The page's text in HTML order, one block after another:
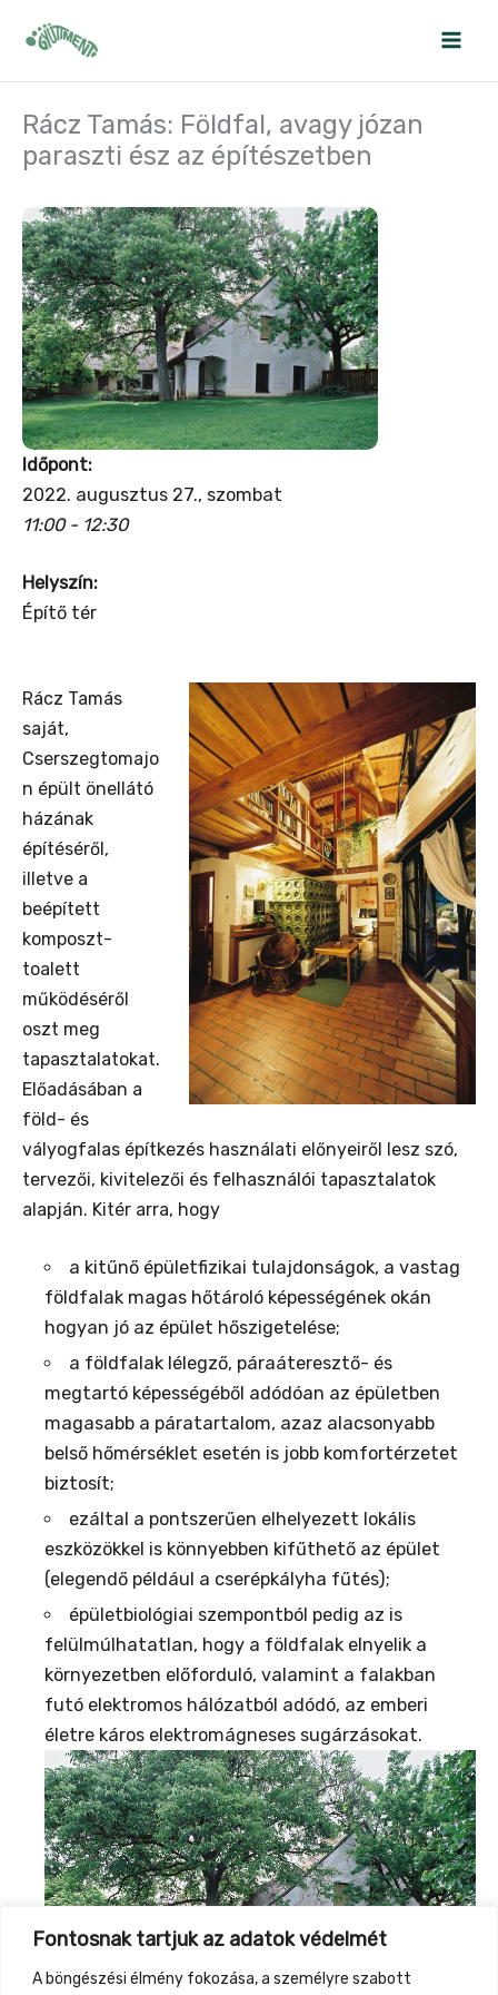
Fontosnak tartjuk az adatok védelmét
A böngészési élmény fokozása, a személyre szabott
Rácz Tamás: Földfal, avagy józan
paraszti ész az építészetben
Időpont:
2022. augusztus 27., szombat
11:00 - 12:30
Helyszín:
Építő tér
Rácz Tamás
saját,
Cserszegtomajo
n épült önellátó
házának
építéséről,
illetve a
beépített
komposzt-
toalett
működéséről
oszt meg
tapasztalatokat.
Előadásában a
föld- és
vályogfalas építkezés használati előnyeiről lesz szó,
tervezői, kivitelezői és felhasználói tapasztalatok
alapján. Kitér arra, hogy
a kitűnő épületfizikai tulajdonságok, a vastag
földfalak magas hőtároló képességének okán
hogyan jó az épület hőszigetelése;
a földfalak lélegző, páraáteresztő- és
megtartó képességéből adódóan az épületben
magasabb a páratartalom, azaz alacsonyabb
belső hőmérséklet esetén is jobb komfortérzetet
biztosít;
ezáltal a pontszerűen elhelyezett lokális
eszközökkel is könnyebben kifűthető az épület
(elegendő például a cserépkályha fűtés);
épületbiológiai szempontból pedig az is
felülmúlhatatlan, hogy a földfalak elnyelik a
környezetben előforduló, valamint a falakban
futó elektromos hálózatból adódó, az emberi
életre káros elektromágneses sugárzásokat.